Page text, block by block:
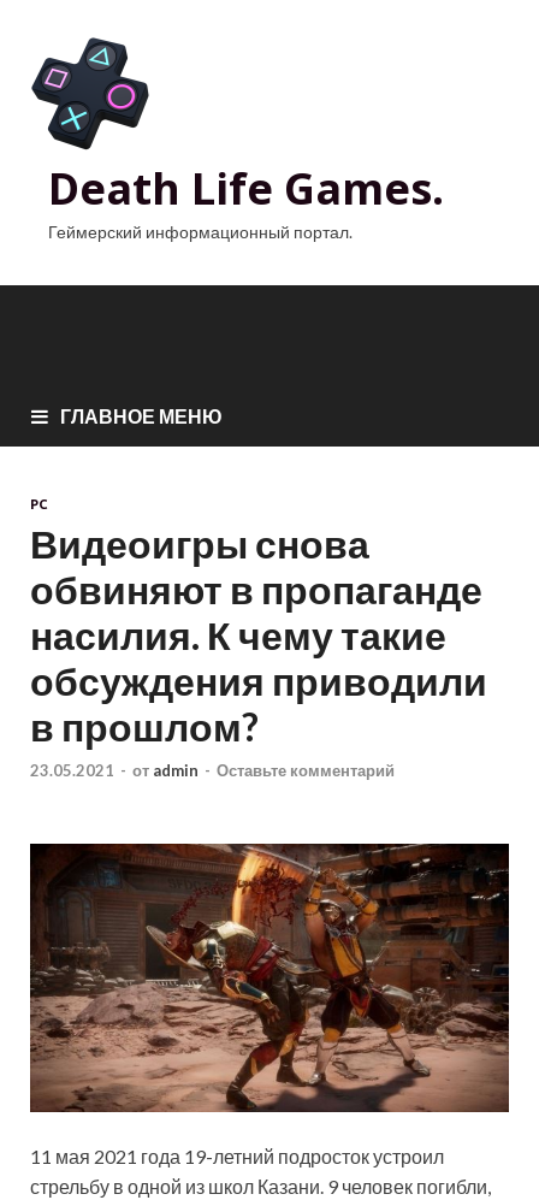
Death Life Games.
Геймерский информационный портал.
ГЛАВНОЕ МЕНЮ
PC
Видеоигры снова
обвиняют в пропаганде
насилия. К чему такие
обсуждения приводили
в прошлом?
23.05.2021 - от admin - Оставьте комментарий
11 мая 2021 года 19-летний подросток устроил
стрельбу в одной из школ Казани. 9 человек погибли,